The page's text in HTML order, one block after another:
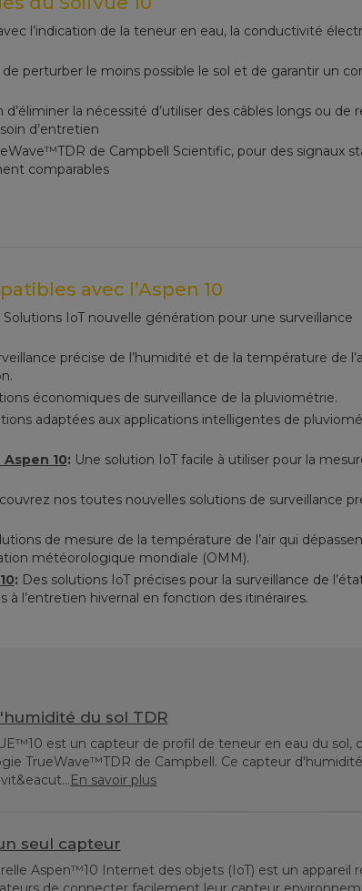
l’indication de la teneur en eau, la conductivité
perturber le moins possible le sol et de garantir un
d’éliminer la nécessité d’utiliser des câbles longs ou de
d’entretien
de Campbell Scientific, pour des signaux
comparables
avec l’Aspen 10
Solutions IoT nouvelle génération pour une surveillance
précise de l’humidité et de la température de
économiques de surveillance de la pluviométrie.
adaptées aux applications intelligentes de
10: Une solution IoT facile à utiliser pour la
nos toutes nouvelles solutions de surveillance
de mesure de la température de l’air qui
météorologique mondiale (OMM).
: Des solutions IoT précises pour la surveillance de
à l’entretien hivernal en fonction des itinéraires.
du sol TDR
est un capteur de profil de teneur en eau du sol,
TrueWave™TDR de Campbell. Ce capteur
En savoir plus
seul capteur
Aspen™10 Internet des objets (IoT) est un appareil